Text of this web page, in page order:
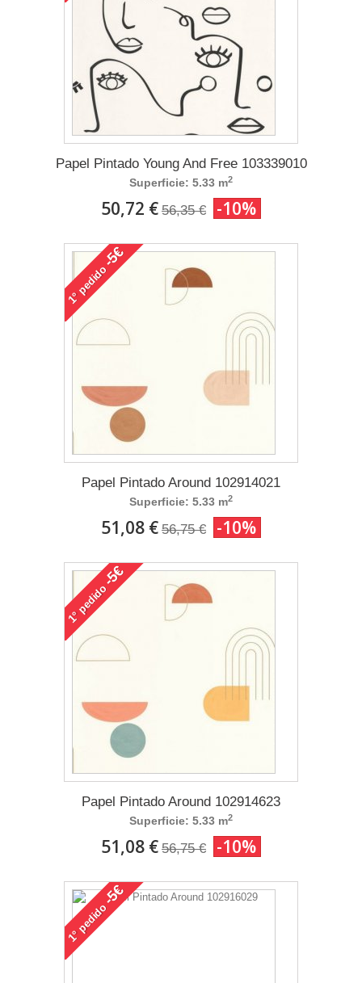
Papel Pintado Young And Free 103339010
Superficie: 5.33 m2
50,72 € 56,35 € -10%
1°
pedido
-5€
Papel Pintado Around 102914021
Superficie: 5.33 m2
51,08 € 56,75 € -10%
1°
pedido
-5€
Papel Pintado Around 102914623
Superficie: 5.33 m2
51,08 € 56,75 € -10%
1°
pedido
-5€